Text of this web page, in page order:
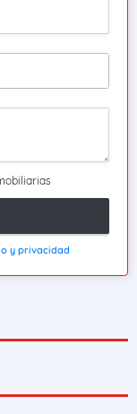
y privacidad